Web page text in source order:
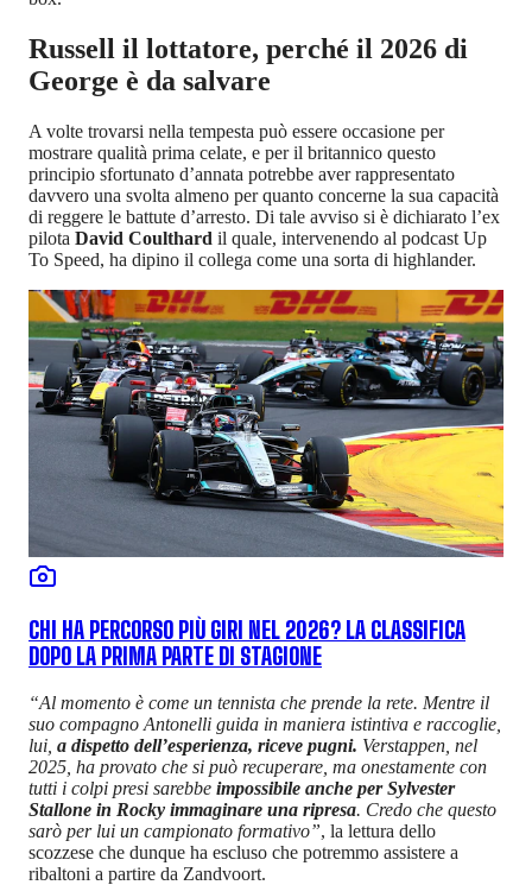
Russell il lottatore, perché il 2026 di
George è da salvare
A volte trovarsi nella tempesta può essere occasione per
mostrare qualità prima celate, e per il britannico questo
principio sfortunato d’annata potrebbe aver rappresentato
davvero una svolta almeno per quanto concerne la sua capacità
di reggere le battute d’arresto. Di tale avviso si è dichiarato l’ex
pilota David Coulthard il quale, intervenendo al podcast Up
To Speed, ha dipino il collega come una sorta di highlander.
CHI HA PERCORSO PIÙ GIRI NEL 2026? LA CLASSIFICA
DOPO LA PRIMA PARTE DI STAGIONE
“Al momento è come un tennista che prende la rete. Mentre il
suo compagno Antonelli guida in maniera istintiva e raccoglie,
lui, a dispetto dell’esperienza, riceve pugni. Verstappen, nel
2025, ha provato che si può recuperare, ma onestamente con
tutti i colpi presi sarebbe impossibile anche per Sylvester
Stallone in Rocky immaginare una ripresa. Credo che questo
sarò per lui un campionato formativo”, la lettura dello
scozzese che dunque ha escluso che potremmo assistere a
ribaltoni a partire da Zandvoort.